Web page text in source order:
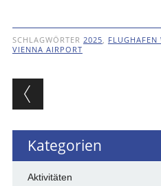
SCHLAGWÖRTER 2025 FLUGHAFEN
VIENNA AIRPORT
Kategorien
Aktivitäten